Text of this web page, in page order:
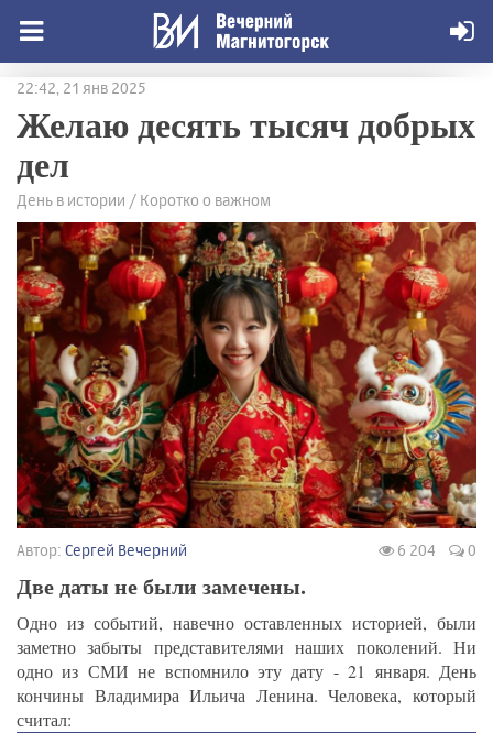
22:42, 21 янв 2025
Желаю десять тысяч добрых
дел
День в истории / Коротко о важном
Автор: Сергей Вечерний 6 204 0
Две даты не были замечены.
Одно из событий, навечно оставленных историей, были
заметно забыты представителями наших поколений. Ни
одно из СМИ не вспомнило эту дату - 21 января. День
кончины Владимира Ильича Ленина. Человека, который
считал: